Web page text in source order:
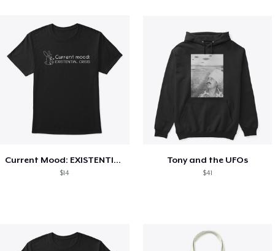
Current Mood: EXISTENTIAL CRISIS
$14
Tony and the UFOs
$41